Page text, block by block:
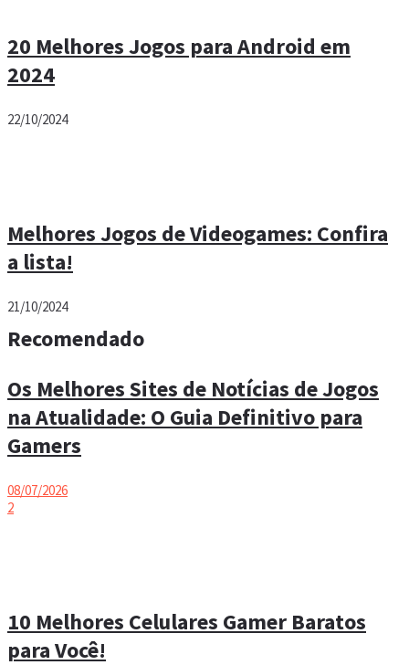
20 Melhores Jogos para Android em
2024
22/10/2024
Melhores Jogos de Videogames: Confira
a lista!
21/10/2024
Recomendado
Os Melhores Sites de Notícias de Jogos
na Atualidade: O Guia Definitivo para
Gamers
08/07/2026
2
10 Melhores Celulares Gamer Baratos
para Você!